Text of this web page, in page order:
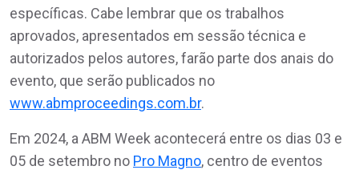
específicas. Cabe lembrar que os trabalhos
aprovados, apresentados em sessão técnica e
autorizados pelos autores, farão parte dos anais do
evento, que serão publicados no
www.abmproceedings.com.br.
Em 2024, a ABM Week acontecerá entre os dias 03 e
05 de setembro no Pro Magno, centro de eventos